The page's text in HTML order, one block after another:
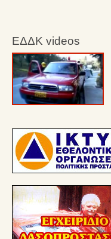
ΕΔΔΚ videos